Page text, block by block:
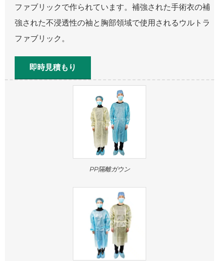
ファブリックで作られています。補強された手術衣の補
強された不浸透性の袖と胸部領域で使用されるウルトラ
ファブリック。
即時見積もり
PP隔離ガウン